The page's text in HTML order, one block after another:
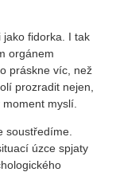
fidorka. I tak
orgánem
práskne víc, než
prozradit nejen,
moment myslí.
soustředíme.
úzce spjaty